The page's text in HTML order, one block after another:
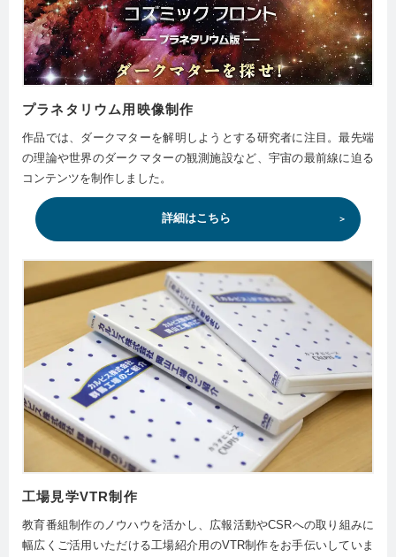
プラネタリウム用映像制作
作品では、ダークマターを解明しようとする研究者に注目。最先端
の理論や世界のダークマターの観測施設など、宇宙の最前線に迫る
コンテンツを制作しました。
詳細はこちら
工場見学VTR制作
教育番組制作のノウハウを活かし、広報活動やCSRへの取り組みに
幅広くご活用いただける工場紹介用のVTR制作をお手伝いしていま